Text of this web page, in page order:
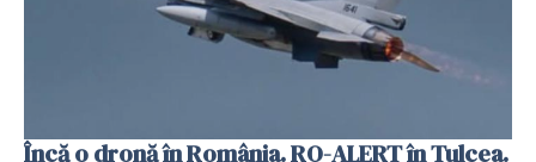
Încă o dronă în România. RO-ALERT în Tulcea.